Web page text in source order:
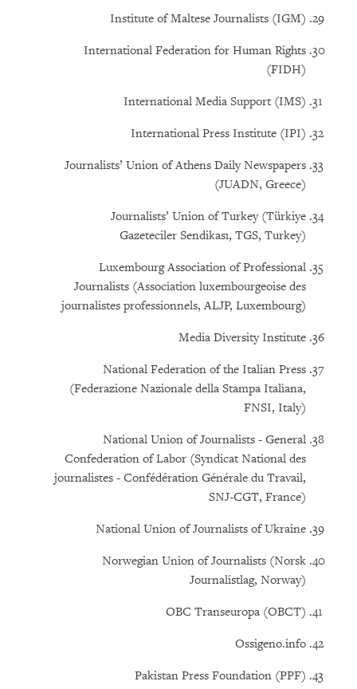
Institute of Maltese Journalists (IGM)
International Federation for Human Rights
(FIDH)
International Media Support (IMS)
International Press Institute (IPI)
Journalists’ Union of Athens Daily Newspapers
(JUADN, Greece)
Journalists’ Union of Turkey (Türkiye
Gazeteciler Sendikası, TGS, Turkey)
Luxembourg Association of Professional
Journalists (Association luxembourgeoise des
journalistes professionnels, ALJP, Luxembourg)
Media Diversity Institute
National Federation of the Italian Press
(Federazione Nazionale della Stampa Italiana,
FNSI, Italy)
National Union of Journalists - General
Confederation of Labor (Syndicat National des
journalistes - Confédération Générale du Travail,
SNJ-CGT, France)
National Union of Journalists of Ukraine
Norwegian Union of Journalists (Norsk
Journalistlag, Norway)
OBC Transeuropa (OBCT)
Ossigeno.info
Pakistan Press Foundation (PPF)